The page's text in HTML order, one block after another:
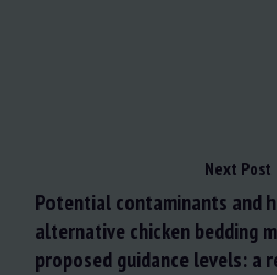
Next Post
Potential contaminants and
alternative chicken bedding
proposed guidance levels: a